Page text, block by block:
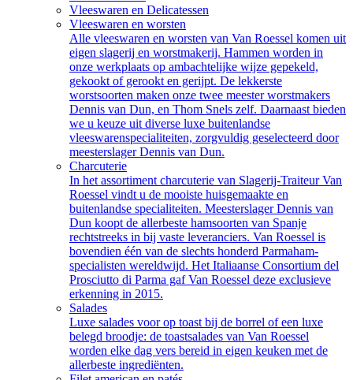
Vleeswaren en Delicatessen
Vleeswaren en worsten
Alle vleeswaren en worsten van Van Roessel komen uit
eigen slagerij en worstmakerij. Hammen worden in
onze werkplaats op ambachtelijke wijze gepekeld,
gekookt of gerookt en gerijpt. De lekkerste
worstsoorten maken onze twee meester worstmakers
Dennis van Dun, en Thom Snels zelf. Daarnaast bieden
we u keuze uit diverse luxe buitenlandse
vleeswarenspecialiteiten, zorgvuldig geselecteerd door
meesterslager Dennis van Dun.
Charcuterie
In het assortiment charcuterie van Slagerij-Traiteur Van
Roessel vindt u de mooiste huisgemaakte en
buitenlandse specialiteiten. Meesterslager Dennis van
Dun koopt de allerbeste hamsoorten van Spanje
rechtstreeks in bij vaste leveranciers. Van Roessel is
bovendien één van de slechts honderd Parmaham-
specialisten wereldwijd. Het Italiaanse Consortium del
Prosciutto di Parma gaf Van Roessel deze exclusieve
erkenning in 2015.
Salades
Luxe salades voor op toast bij de borrel of een luxe
belegd broodje: de toastsalades van Van Roessel
worden elke dag vers bereid in eigen keuken met de
allerbeste ingrediënten.